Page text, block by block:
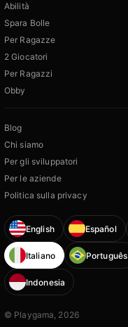
Abilità
Spara Bolle
Per Ragazze
2 Giocatori
Per Ragazzi
Obby
Blog
Chi siamo
Per gli sviluppatori
Per le aziende
Politica sulla privacy
English Español
Italiano Português
Indonesia
© Playgama, 2026